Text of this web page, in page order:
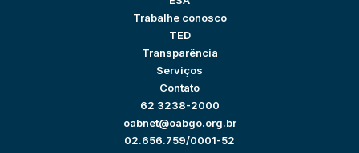
Trabalhe conosco
TED
Transparência
Serviços
Contato
62 3238-2000
oabnet@oabgo.org.br
02.656.759/0001-52